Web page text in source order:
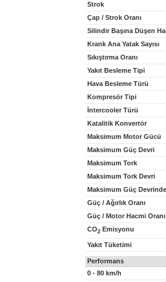
Strok
Çap / Strok Oranı
Silindir Başına Düşen
Krank Ana Yatak Sayısı
Sıkıştırma Oranı
Yakıt Besleme Tipi
Hava Besleme Türü
Kompresör Tipi
İntercooler Türü
Katalitik Konvertör
Maksimum Motor Gücü
Maksimum Güç Devri
Maksimum Tork
Maksimum Tork Devri
Maksimum Güç
Güç / Ağırlık Oranı
Güç / Motor Hacmi Oranı
CO2 Emisyonu
Yakıt Tüketimi
Performans
0 - 80 km/h